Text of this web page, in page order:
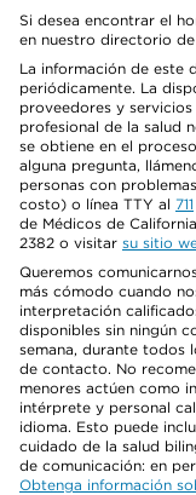
Si desea encontrar el
en nuestro directorio
La información de este
periódicamente. La
proveedores y
profesional de la salud
se obtiene en el
alguna pregunta,
personas con
costo) o línea TTY al 711
de Médicos de
2382 o visitar su sitio
Queremos
más cómodo cuando
interpretación
disponibles sin ningún
semana, durante todos
de contacto. No
menores actúen como
intérprete y personal
idioma. Esto puede
cuidado de la salud
de comunicación: en
Obtenga información